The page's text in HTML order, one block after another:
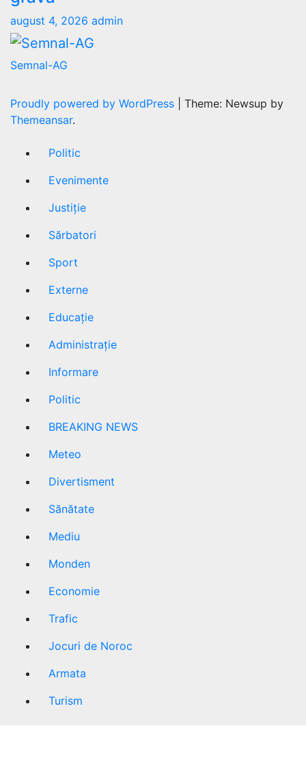
august 4, 2026 admin
Semnal-AG
Proudly powered by WordPress
Theme: Newsup by
Themeansar.
Politic
Evenimente
Justiție
Sărbatori
Sport
Externe
Educație
Administrație
Informare
Politic
BREAKING NEWS
Meteo
Divertisment
Sănătate
Mediu
Monden
Economie
Trafic
Jocuri de Noroc
Armata
Turism